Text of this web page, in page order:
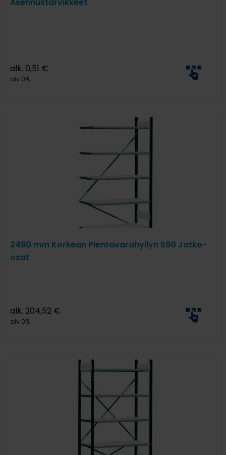
alk. 0,51 €
alv 0%
2480 mm Korkean Pientavarahyllyn S90 Jatko-
osat
alk. 204,52 €
alv 0%